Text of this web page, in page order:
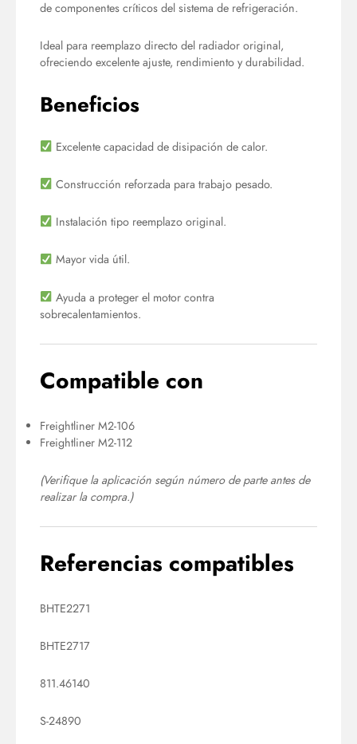
de componentes críticos del sistema de refrigeración.
Ideal para reemplazo directo del radiador original,
ofreciendo excelente ajuste, rendimiento y durabilidad.
Beneficios
Excelente capacidad de disipación de calor.
Construcción reforzada para trabajo pesado.
Instalación tipo reemplazo original.
Mayor vida útil.
Ayuda a proteger el motor contra
sobrecalentamientos.
Compatible con
Freightliner M2-106
Freightliner M2-112
(Verifique la aplicación según número de parte antes de
realizar la compra.)
Referencias compatibles
BHTE2271
BHTE2717
811.46140
S-24890